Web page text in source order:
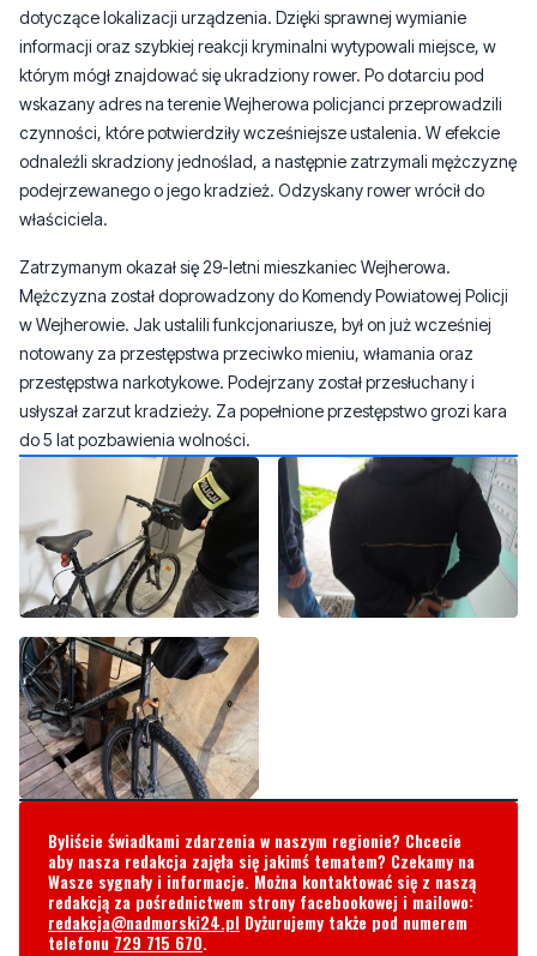
dotyczące lokalizacji urządzenia. Dzięki sprawnej wymianie
informacji oraz szybkiej reakcji kryminalni wytypowali miejsce, w
którym mógł znajdować się ukradziony rower. Po dotarciu pod
wskazany adres na terenie Wejherowa policjanci przeprowadzili
czynności, które potwierdziły wcześniejsze ustalenia. W efekcie
odnaleźli skradziony jednoślad, a następnie zatrzymali mężczyznę
podejrzewanego o jego kradzież. Odzyskany rower wrócił do
właściciela.
Zatrzymanym okazał się 29-letni mieszkaniec Wejherowa.
Mężczyzna został doprowadzony do Komendy Powiatowej Policji
w Wejherowie. Jak ustalili funkcjonariusze, był on już wcześniej
notowany za przestępstwa przeciwko mieniu, włamania oraz
przestępstwa narkotykowe. Podejrzany został przesłuchany i
usłyszał zarzut kradzieży. Za popełnione przestępstwo grozi kara
do 5 lat pozbawienia wolności.
Byliście świadkami zdarzenia w naszym regionie? Chcecie
aby nasza redakcja zajęła się jakimś tematem? Czekamy na
Wasze sygnały i informacje. Można kontaktować się z naszą
redakcją za pośrednictwem strony facebookowej i mailowo:
redakcja@nadmorski24.pl Dyżurujemy także pod numerem
telefonu 729 715 670.